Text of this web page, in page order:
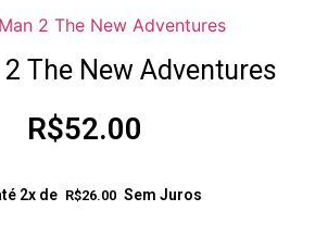
2 The New Adventures
R$52.00
2x de R$26.00 Sem Juros